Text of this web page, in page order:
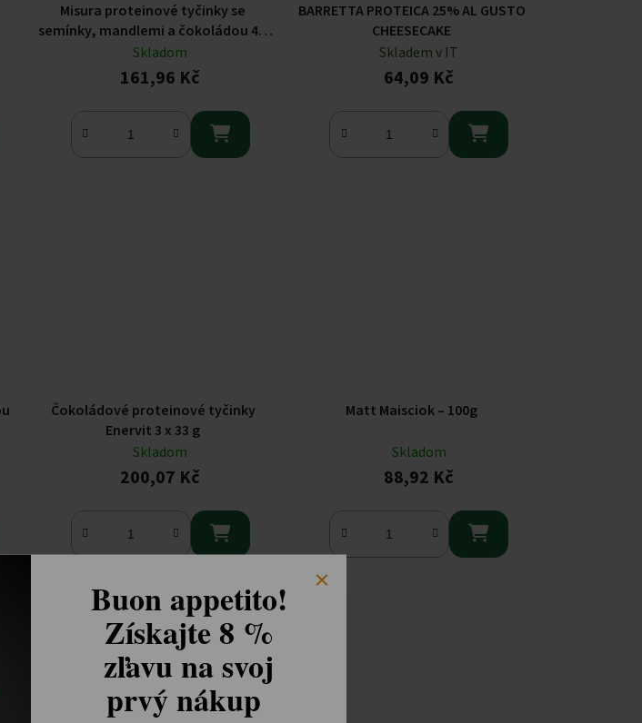
Misura proteinové tyčinky se
semínky, mandlemi a čokoládou 4 x
30 g
Skladom
161,96 Kč

BARRETTA PROTEICA 25% AL GUSTO
CHEESECAKE
Skladem v IT
64,09 Kč

Čokoládové proteinové tyčinky
Enervit 3 x 33 g
Skladom
200,07 Kč

Matt Maisciok – 100g
Skladom
88,92 Kč

Buon appetito!
Získajte 8 %
zľavu na svoj
prvý nákup